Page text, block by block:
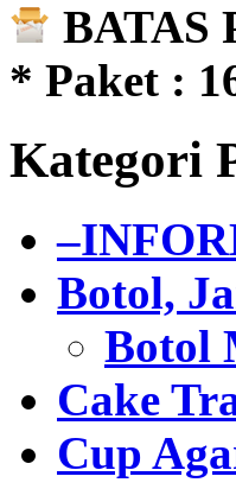
BATAS
* Paket :
Kategori
Botol,
Botol
Cake
Cup